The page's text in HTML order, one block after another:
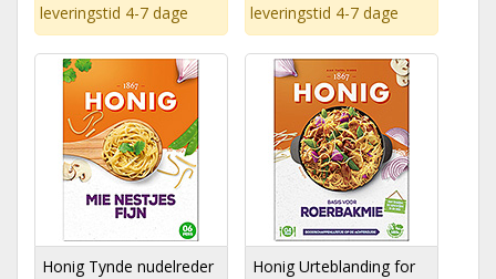
leveringstid 4-7 dage
leveringstid 4-7 dage
Honig Tynde nudelreder
Honig Urteblanding for